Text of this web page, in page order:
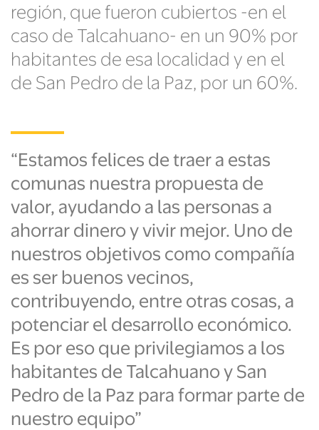
región, que fueron cubiertos -en el
caso de Talcahuano- en un 90% por
habitantes de esa localidad y en el
de San Pedro de la Paz, por un 60%.
“Estamos felices de traer a estas
comunas nuestra propuesta de
valor, ayudando a las personas a
ahorrar dinero y vivir mejor. Uno de
nuestros objetivos como compañía
es ser buenos vecinos,
contribuyendo, entre otras cosas, a
potenciar el desarrollo económico.
Es por eso que privilegiamos a los
habitantes de Talcahuano y San
Pedro de la Paz para formar parte de
nuestro equipo”